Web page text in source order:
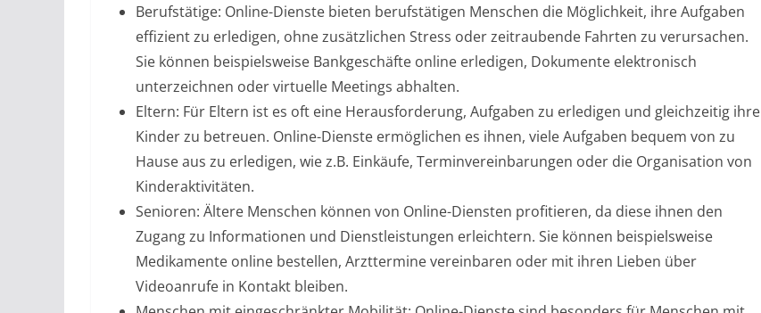
Berufstätige: Online-Dienste bieten berufstätigen Menschen die Möglichkeit, ihre Aufgaben
effizient zu erledigen, ohne zusätzlichen Stress oder zeitraubende Fahrten zu verursachen.
Sie können beispielsweise Bankgeschäfte online erledigen, Dokumente elektronisch
unterzeichnen oder virtuelle Meetings abhalten.
Eltern: Für Eltern ist es oft eine Herausforderung, Aufgaben zu erledigen und gleichzeitig ihre
Kinder zu betreuen. Online-Dienste ermöglichen es ihnen, viele Aufgaben bequem von zu
Hause aus zu erledigen, wie z.B. Einkäufe, Terminvereinbarungen oder die Organisation von
Kinderaktivitäten.
Senioren: Ältere Menschen können von Online-Diensten profitieren, da diese ihnen den
Zugang zu Informationen und Dienstleistungen erleichtern. Sie können beispielsweise
Medikamente online bestellen, Arzttermine vereinbaren oder mit ihren Lieben über
Videoanrufe in Kontakt bleiben.